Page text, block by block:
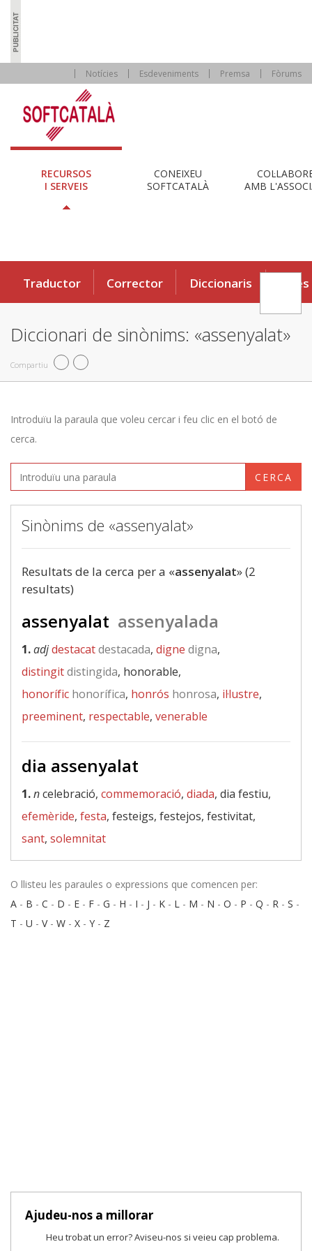
Notícies Esdeveniments Premsa Fòrums
RECURSOS
I SERVEIS
CONEIXEU
SOFTCATALÀ
AMB
Traductor Corrector Diccionaris Eines
Diccionari de sinònims: «assenyalat»
Compartiu
Introduïu la paraula que voleu cercar i feu clic en el botó de
cerca.
CERCA
Sinònims de «assenyalat»
Resultats de la cerca per a «assenyalat» (2
resultats)
assenyalat assenyalada
1.adjdestacatdestacada, digne digna,
distingitdistingida, honorable,
honorífic honorífica, honrós honrosa, il·lustre,
preeminent, respectable, venerable
dia assenyalat
1.ncelebració, commemoració, diada, dia festiu,
efemèride, festa, festeigs, festejos, festivitat,
sant, solemnitat
O llisteu les paraules o expressions que comencen per:
A - B - C - D - E - F - G - H - I - J - K - L - M - N - O - P - Q - R - S -
T - U - V- W - X - Y - Z
Ajudeu-nos a millorar
Heu trobat un error? Aviseu-nos si veieu cap problema.